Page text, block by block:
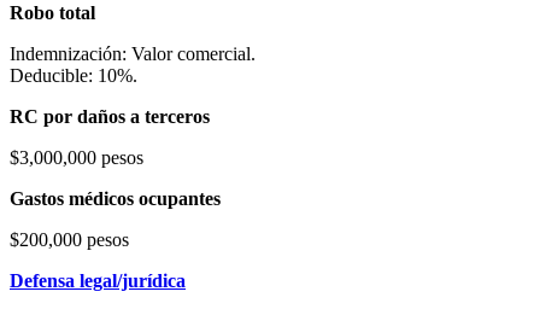
Robo total
Indemnización: Valor comercial.
Deducible: 10%.
RC por daños a terceros
$3,000,000 pesos
Gastos médicos ocupantes
$200,000 pesos
Defensa legal/jurídica